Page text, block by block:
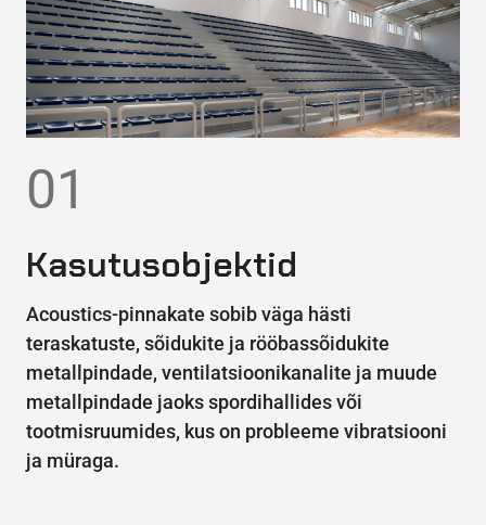
01
Kasutusobjektid
Acoustics-pinnakate sobib väga hästi
teraskatuste, sõidukite ja rööbassõidukite
metallpindade, ventilatsioonikanalite ja muude
metallpindade jaoks spordihallides või
tootmisruumides, kus on probleeme vibratsiooni
ja müraga.